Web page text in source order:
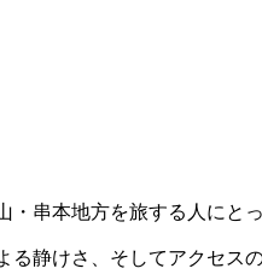
串本地方を旅する人にと
る静けさ、そしてアクセス